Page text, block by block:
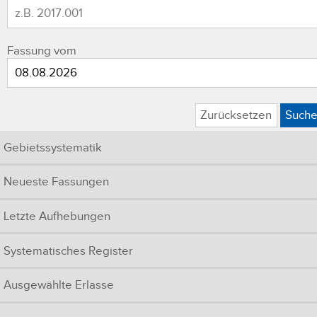
Fassung vom
Zurücksetzen
Gebietssystematik
Neueste Fassungen
Letzte Aufhebungen
Systematisches Register
Ausgewählte Erlasse